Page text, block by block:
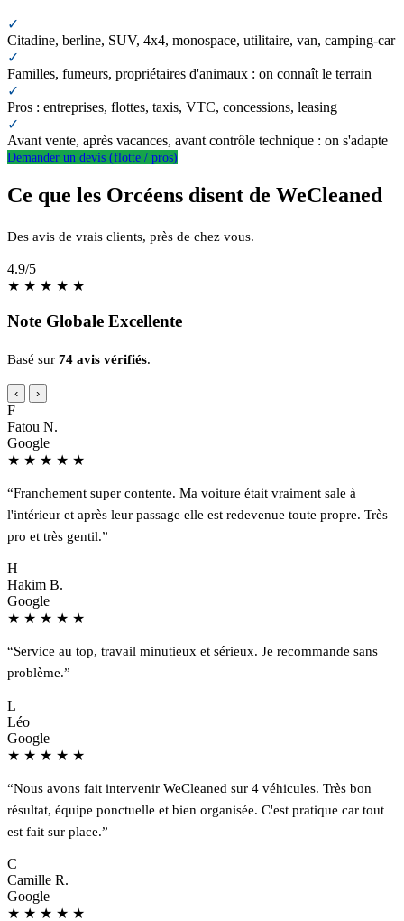
✓
Citadine, berline, SUV, 4x4, monospace, utilitaire, van, camping-car
✓
Familles, fumeurs, propriétaires d'animaux : on connaît le terrain
✓
Pros : entreprises, flottes, taxis, VTC, concessions, leasing
✓
Avant vente, après vacances, avant contrôle technique : on s'adapte
Demander un devis (flotte / pros)
Ce que les Orcéens disent de WeCleaned
Des avis de vrais clients, près de chez vous.
4.9/5
★ ★ ★ ★ ★
Note Globale Excellente
Basé sur 74 avis vérifiés.
‹ ›
F
Fatou N.
Google
★ ★ ★ ★ ★
“Franchement super contente. Ma voiture était vraiment sale à
l'intérieur et après leur passage elle est redevenue toute propre. Très
pro et très gentil.”
H
Hakim B.
Google
★ ★ ★ ★ ★
“Service au top, travail minutieux et sérieux. Je recommande sans
problème.”
L
Léo
Google
★ ★ ★ ★ ★
“Nous avons fait intervenir WeCleaned sur 4 véhicules. Très bon
résultat, équipe ponctuelle et bien organisée. C'est pratique car tout
est fait sur place.”
C
Camille R.
Google
★ ★ ★ ★ ★